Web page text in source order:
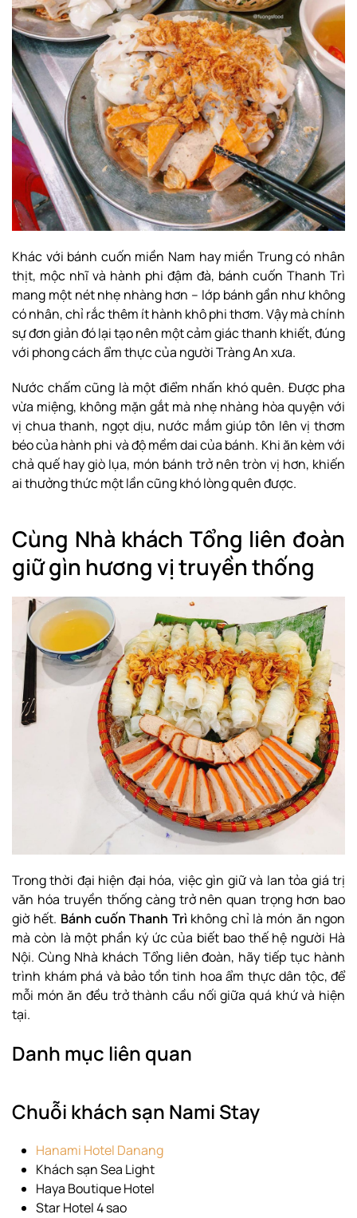
Khác với bánh cuốn miền Nam hay miền Trung có nhân
thịt, mộc nhĩ và hành phi đậm đà, bánh cuốn Thanh Trì
mang một nét nhẹ nhàng hơn – lớp bánh gần như không
có nhân, chỉ rắc thêm ít hành khô phi thơm. Vậy mà chính
sự đơn giản đó lại tạo nên một cảm giác thanh khiết, đúng
với phong cách ẩm thực của người Tràng An xưa.
Nước chấm cũng là một điểm nhấn khó quên. Được pha
vừa miệng, không mặn gắt mà nhẹ nhàng hòa quyện với
vị chua thanh, ngọt dịu, nước mắm giúp tôn lên vị thơm
béo của hành phi và độ mềm dai của bánh. Khi ăn kèm với
chả quế hay giò lụa, món bánh trở nên tròn vị hơn, khiến
ai thưởng thức một lần cũng khó lòng quên được.
Cùng Nhà khách Tổng liên đoàn
giữ gìn hương vị truyền thống
Trong thời đại hiện đại hóa, việc gìn giữ và lan tỏa giá trị
văn hóa truyền thống càng trở nên quan trọng hơn bao
giờ hết. Bánh cuốn Thanh Trì không chỉ là món ăn ngon
mà còn là một phần ký ức của biết bao thế hệ người Hà
Nội. Cùng Nhà khách Tổng liên đoàn, hãy tiếp tục hành
trình khám phá và bảo tồn tinh hoa ẩm thực dân tộc, để
mỗi món ăn đều trở thành cầu nối giữa quá khứ và hiện
tại.
Danh mục liên quan
Chuỗi khách sạn Nami Stay
Hanami Hotel Danang
Khách sạn Sea Light
Haya Boutique Hotel
Star Hotel 4 sao